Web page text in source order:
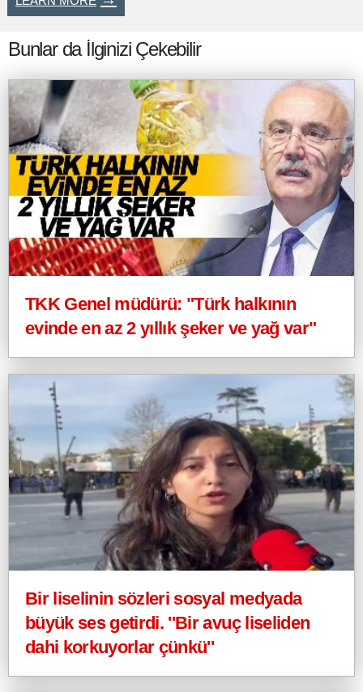
Bunlar da İlginizi Çekebilir
TKK Genel müdürü: "Türk halkının
evinde en az 2 yıllık şeker ve yağ var"
Bir liselinin sözleri sosyal medyada
büyük ses getirdi. ''Bir avuç liseliden
dahi korkuyorlar çünkü''